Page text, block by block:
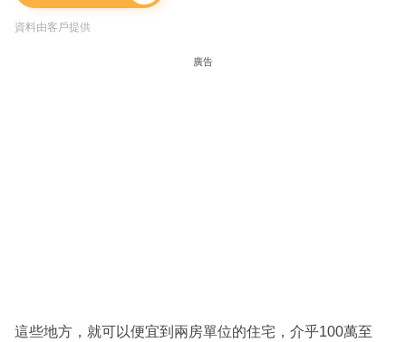
資料由客戶提供
廣告
這些地方，就可以便宜到兩房單位的住宅，介乎100萬至